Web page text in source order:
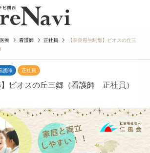
医療 看護師 正社員
【奈良県生駒郡】ビオスの丘三
護師 正社員
】ビオスの丘三郷（看護師 正社員）